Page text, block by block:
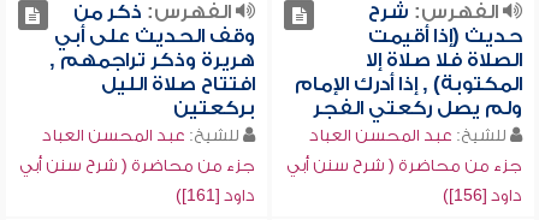
الفهرس: شرح
حديث (إذا أقيمت
الصلاة فلا صلاة إلا
المكتوبة) , إذا أدرك الإمام
ولم يصل ركعتي الفجر
للشيخ: عبد المحسن العباد
جزء من محاضرة ( شرح سنن أبي
داود [156])
الفهرس: ذكر من
وقف الحديث على أبي
هريرة وذكر تراجمهم ,
افتتاح صلاة الليل
بركعتين
للشيخ: عبد المحسن العباد
جزء من محاضرة ( شرح سنن أبي
داود [161])